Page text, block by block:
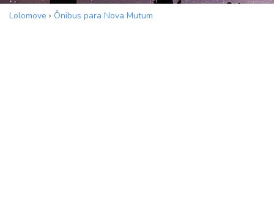
Lolomove › Ônibus para Nova Mutum